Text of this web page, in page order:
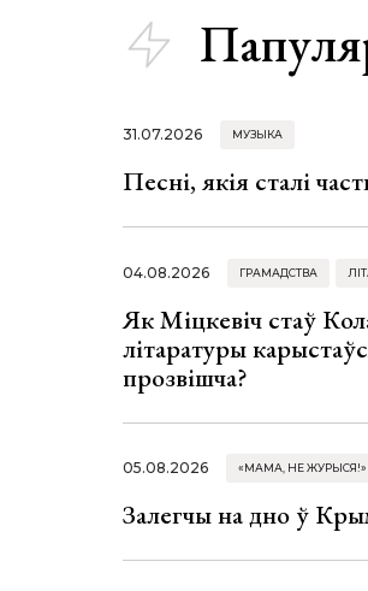
31.07.2026 МУЗЫКА
Песні, якія сталі
04.08.2026 ГРАМАДСТВА
Як Міцкевіч стаў
літаратуры
прозвішча?
05.08.2026 «МАМА, НЕ ЖУРЫСЯ!»
Залегчы на дно ў